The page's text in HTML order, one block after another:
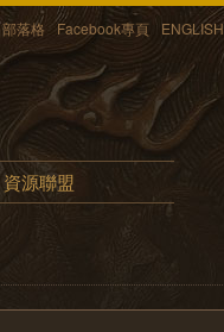
部落格 Facebook專頁 ENGLISH
資源聯盟